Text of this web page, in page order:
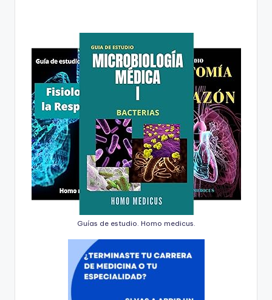
Guías de estudio. Homo medicus.